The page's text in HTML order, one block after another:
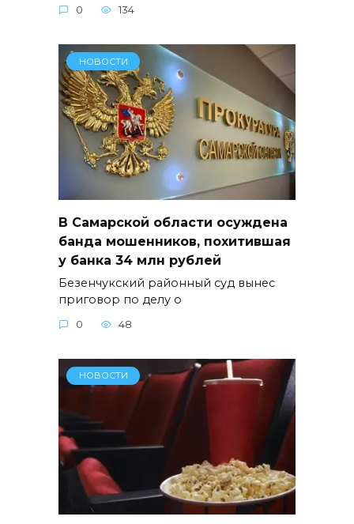
0 134
НОВОСТИ
В Самарской области осуждена
банда мошенников, похитившая
у банка 34 млн рублей
Безенчукский районный суд вынес
приговор по делу о
0 48
НОВОСТИ